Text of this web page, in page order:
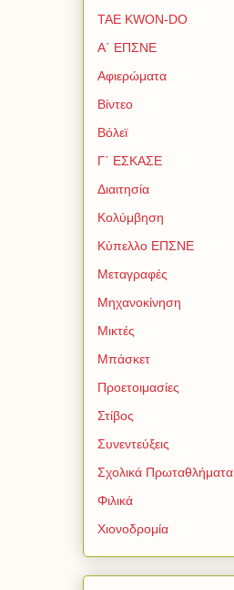
TAE KWON-DO
Α΄ ΕΠΣΝΕ
Αφιερώματα
Βίντεο
Βόλεϊ
Γ΄ ΕΣΚΑΣΕ
Διαιτησία
Κολύμβηση
Κύπελλο ΕΠΣΝΕ
Μεταγραφές
Μηχανοκίνηση
Μικτές
Μπάσκετ
Προετοιμασίες
Στίβος
Συνεντεύξεις
Σχολικά Πρωταθλήματα
Φιλικά
Χιονοδρομία